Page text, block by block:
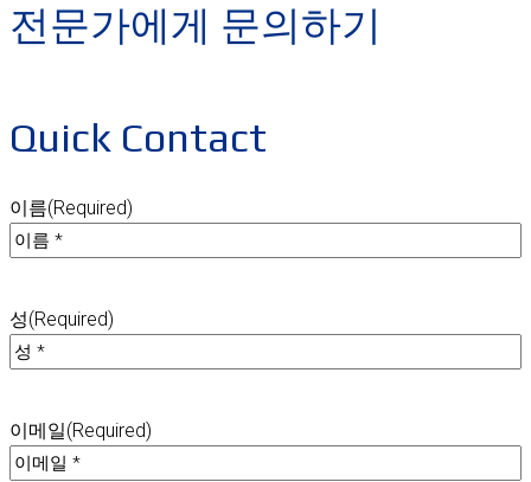
전문가에게 문의하기
Quick Contact
이름(Required)
성(Required)
이메일(Required)